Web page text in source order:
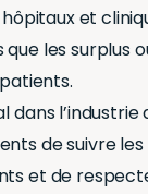
et
les surplus
dans
de suivre
et de